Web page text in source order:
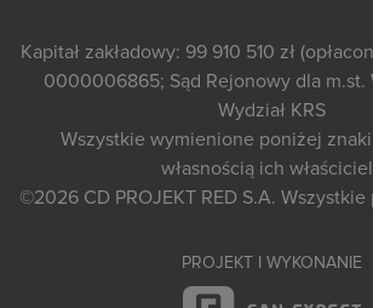
Kapitał zakładowy: 99 910 510 zł
0000006865; Sąd Rejonowy dla m.st.
Wydział KRS
Wszystkie wymienione poniżej
własnością ich
©2026 CD PROJEKT RED S.A. Wszystkie
PROJEKT I WYKONANIE